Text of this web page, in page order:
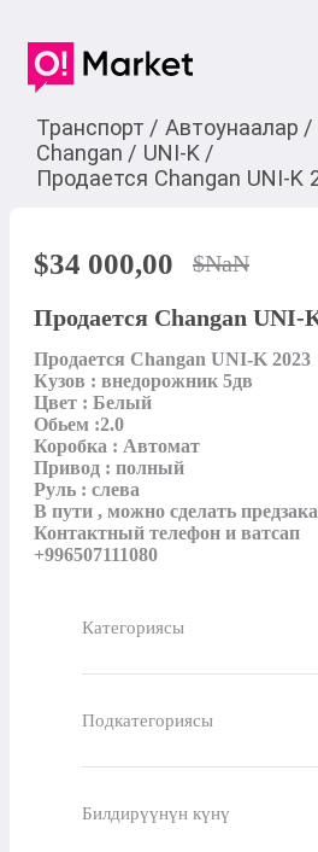
Транспорт / Автоунаалар /
Changan / UNI-K /
Продается Changan UNI-K
$34 000,00 $NaN
Продается Changan UNI-
Продается Changan UNI-K 2023
Кузов : внедорожник 5дв
Цвет : Белый
Обьем :2.0
Коробка : Автомат
Привод : полный
Руль : слева
В пути , можно сделать
Контактный телефон и ватсап
+996507111080
Категориясы
Подкатегориясы
Билдирүүнүн күнү